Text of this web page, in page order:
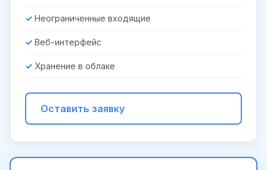
Неограниченные входящие
Веб-интерфейс
Хранение в облаке
Оставить заявку